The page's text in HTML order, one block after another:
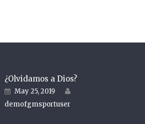
¿Olvidamos a Dios?
Posted on
May 25, 2019
demofgmsportuser